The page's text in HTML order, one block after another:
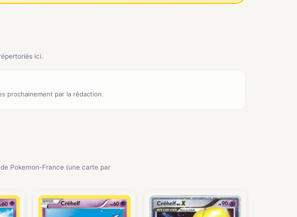
ici.
prochainement par la rédaction.
Pokemon-France (une carte par